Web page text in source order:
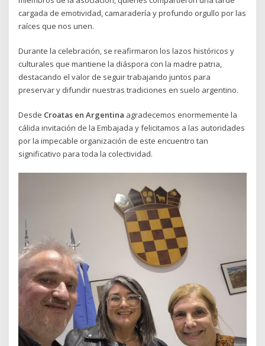
cargada de emotividad, camaradería y profundo orgullo por las
raíces que nos unen.
Durante la celebración, se reafirmaron los lazos históricos y
culturales que mantiene la diáspora con la madre patria,
destacando el valor de seguir trabajando juntos para
preservar y difundir nuestras tradiciones en suelo argentino.
Desde Croatas en Argentina agradecemos enormemente la
cálida invitación de la Embajada y felicitamos a las autoridades
por la impecable organización de este encuentro tan
significativo para toda la colectividad.